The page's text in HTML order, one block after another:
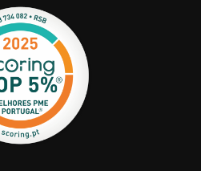
-
v
b
e